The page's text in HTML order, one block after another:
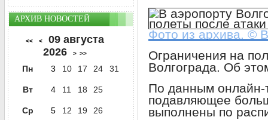
Фото из архива. ©
Ограничения на
Волгограда. Об
По данным онлайн-
подавляющее
выполнены по
АРХИВ НОВОСТЕЙ
<< <
09 августа
2026
> >>
Пн 3 10 17 24 31
Вт 4 11 18 25
Ср 5 12 19 26